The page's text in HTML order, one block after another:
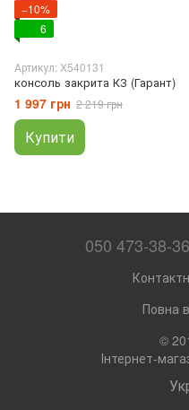
−10%
6
Артикул: X540131
консоль закрита КЗ (Гарант)
1 997 грн 2 219 грн
Купити
050 473-38-36
Повна
©
Інтернет-